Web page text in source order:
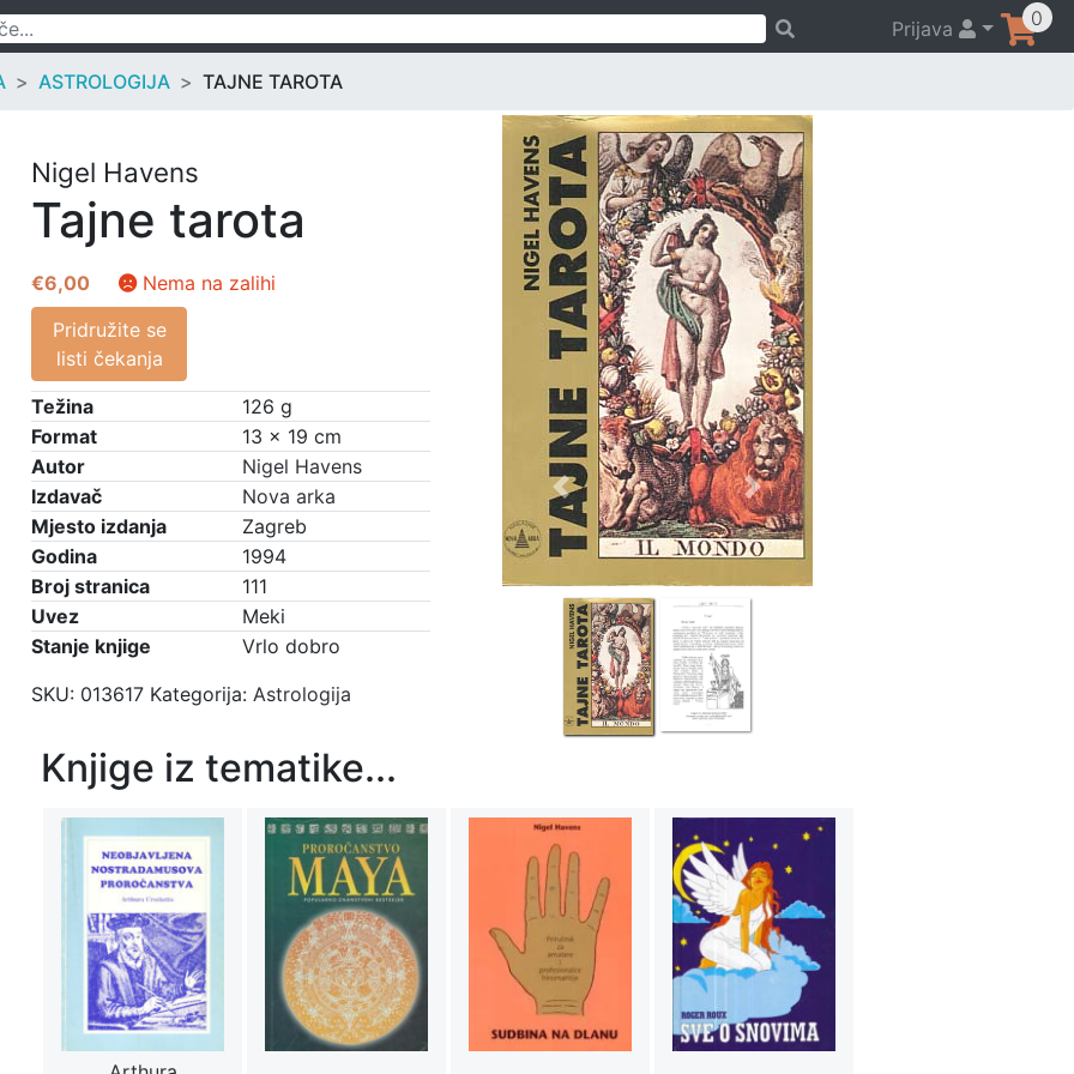
Prijava 0
ASTROLOGIJA TAJNE TAROTA
Nigel Havens
Tajne tarota
€6,00
Nema na zalihi
Pridružite se
listi čekanja
Težina
126 g
Format
13 × 19 cm
Autor
Nigel Havens
Izdavač
Nova arka
Mjesto izdanja
Zagreb
Godina
1994
Broj stranica
111
Uvez
Meki
Stanje knjige
Vrlo dobro
SKU: 013617 Kategorija: Astrologija
Previous Next
Knjige iz tematike...